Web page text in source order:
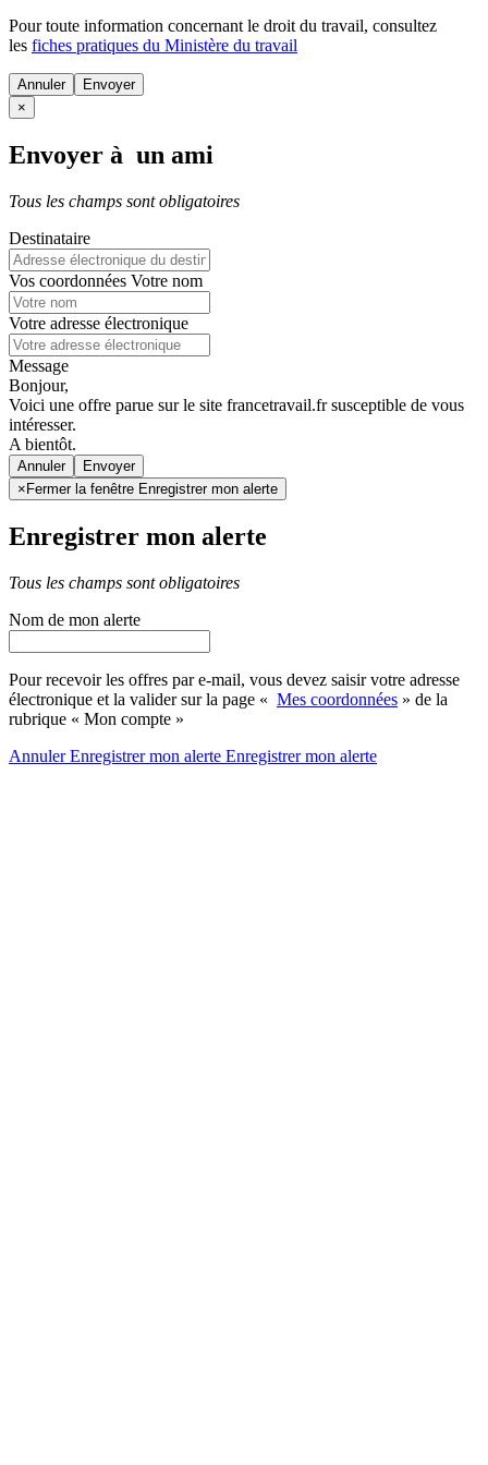
Pour toute information concernant le droit du travail, consultez
les fiches pratiques du Ministère du travail
Annuler
×
Envoyer à un ami
Tous les champs sont obligatoires
Destinataire
Vos coordonnées Votre nom
Votre adresse électronique
Message
Bonjour,
Voici une offre parue sur le site francetravail.fr susceptible de vous
intéresser.
A bientôt.
Annuler
× Fermer la fenêtre Enregistrer mon alerte
Enregistrer mon alerte
Tous les champs sont obligatoires
Nom de mon alerte
Pour recevoir les offres par e-mail, vous devez saisir votre adresse
électronique et la valider sur la page « Mes coordonnées » de la
rubrique « Mon compte »
AnnulerEnregistrer mon alerte Enregistrermon alerte